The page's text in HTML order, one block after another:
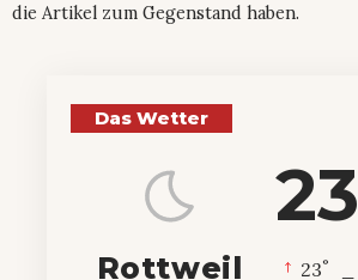
die Artikel zum Gegenstand haben.
Das Wetter
23
Rottweil 23°